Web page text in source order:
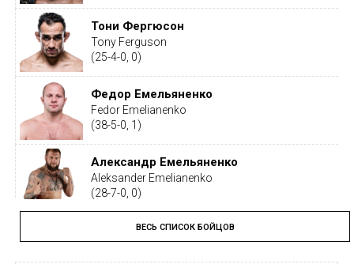
Тони Фергюсон
Tony Ferguson
(25-4-0, 0)
Федор Емельяненко
Fedor Emelianenko
(38-5-0, 1)
Александр Емельяненко
Aleksander Emelianenko
(28-7-0, 0)
Тайрон Вудли
Tyron Woodley
(19-5-1, 0)
ВЕСЬ СПИСОК БОЙЦОВ